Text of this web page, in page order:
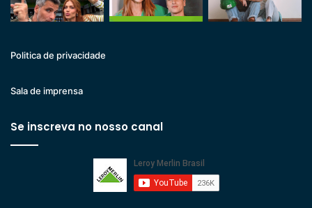
Politica de privacidade
Sala de imprensa
Se inscreva no nosso canal